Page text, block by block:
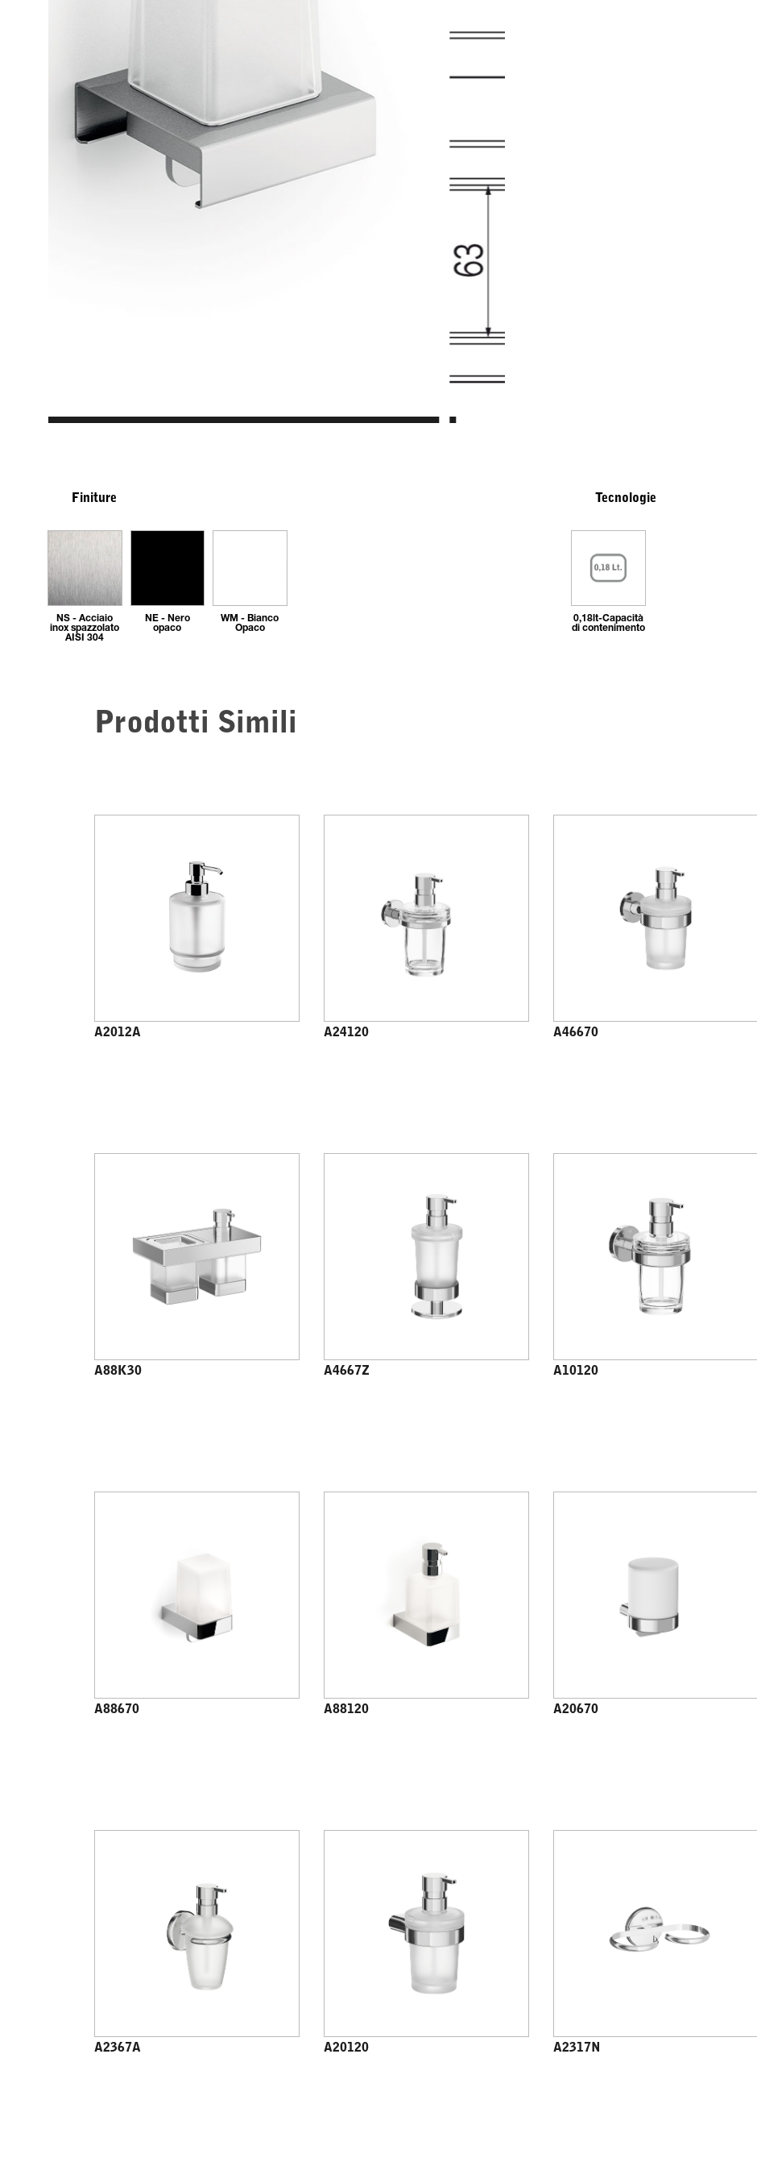
Finiture
NS - Acciaio
inox spazzolato
AISI 304
NE - Nero
opaco
WM - Bianco
Opaco
Tecnologie
0,18lt-Capacità
di contenimento
Prodotti Simili
A2012A A24120 A46670
A88K30 A4667Z A10120
A88670 A88120 A20670
A2367A A20120 A2317N